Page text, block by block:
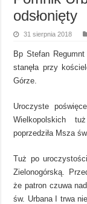
odsłonięty
31 sierpnia 2018
Bp Stefan
stanęła przy
Górze.
Uroczyste
Wielkopolskich
poprzedziła Msza
Tuż po
Zielonogórską.
że patron czuwa
św. Urbana I trwa